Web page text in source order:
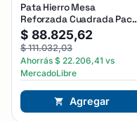
Pata Hierro Mesa
Reforzada Cuadrada Pack
X2 Unidades Dannok Negro
$ 88.825,62
$111.032,03
Ahorrás $ 22.206,41 vs
MercadoLibre
Agregar